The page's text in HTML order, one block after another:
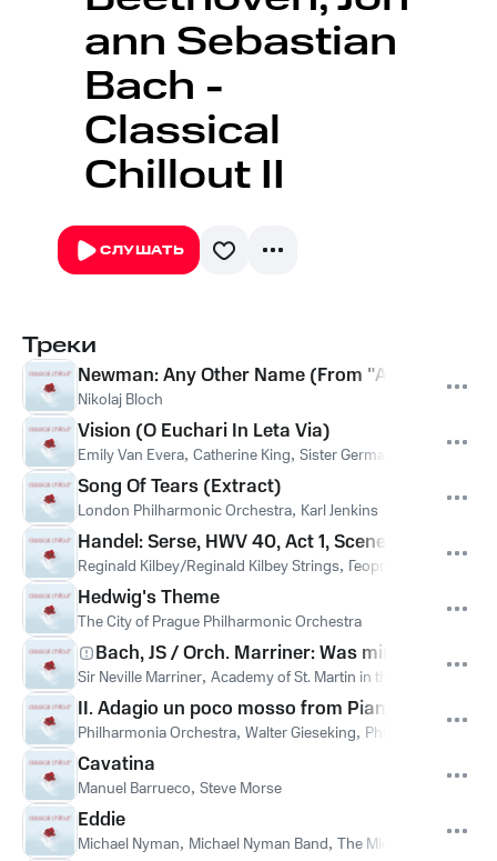
ann Sebastian
Bach -
Classical
Chillout II
СЛУШАТЬ
Треки
Newman: Any Other Name (From "American
Nikolaj Bloch
Vision (O Euchari In Leta Via)
Emily Van Evera, Catherine King, Sister Germaine Fritz
Song Of Tears (Extract)
London Philharmonic Orchestra, Karl Jenkins
Handel: Serse, HWV 40, Act 1, Scene 1: Arioso.
Reginald Kilbey/Reginald Kilbey Strings, Георг Фридрих
Hedwig's Theme
The City of Prague Philharmonic Orchestra
Bach, JS / Orch. Marriner: Was mir behagt,
Sir Neville Marriner, Academy of St. Martin in the Fields
II. Adagio un poco mosso from Piano Concerto
Philharmonia Orchestra, Walter Gieseking, Philharmonia
Cavatina
Manuel Barrueco, Steve Morse
Eddie
Michael Nyman, Michael Nyman Band, The Michael Nyman